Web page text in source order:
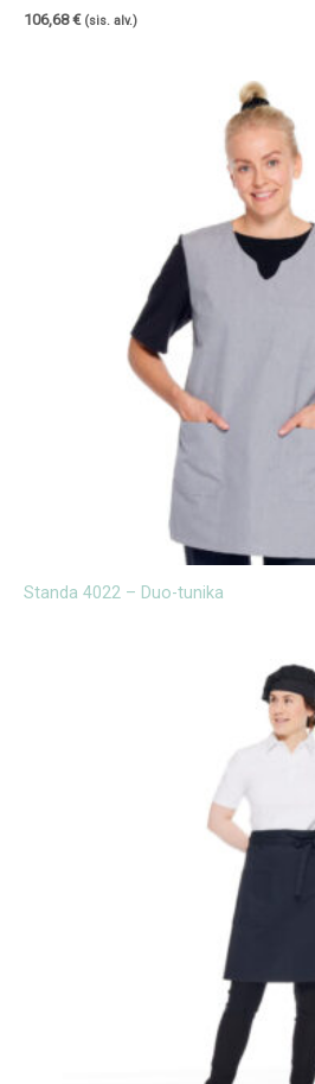
106,68€ (sis. alv.)
Standa 4022 – Duo-tunika